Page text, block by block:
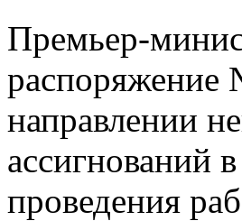
Премьер-
распоряжение
направлении
проведения